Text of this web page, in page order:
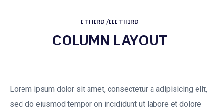
I THIRD /III THIRD
COLUMN LAYOUT
Lorem ipsum dolor sit amet, consectetur a adipisicing elit,
sed do eiusmod tempor on incididunt ut labore et dolore